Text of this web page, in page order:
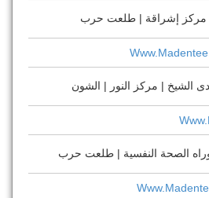
| مركز إشراقة | طلعت حرب
الشيخ | مركز النور | الشون
الصحة النفسية | طلعت حرب